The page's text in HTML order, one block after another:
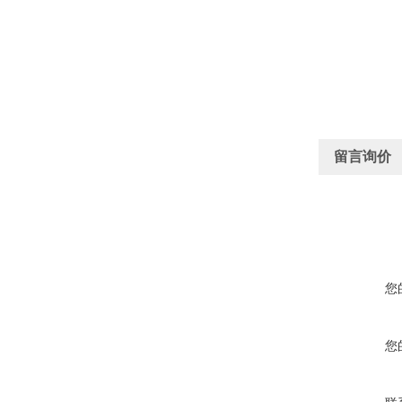
留言询价
您
您